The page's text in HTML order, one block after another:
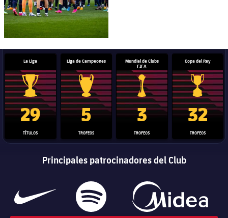
La Liga
Trofeo de La Liga
29
TÍTULOS
Liga de Campeones
Trofeo de la Liga de Campeones
5
TROFEOS
Mundial de Clubs
FIFA
Trofeo del Mundial de
3
TROFEOS
Copa del Rey
Copa del
32
TROFEOS
Principales patrocinadores del Club